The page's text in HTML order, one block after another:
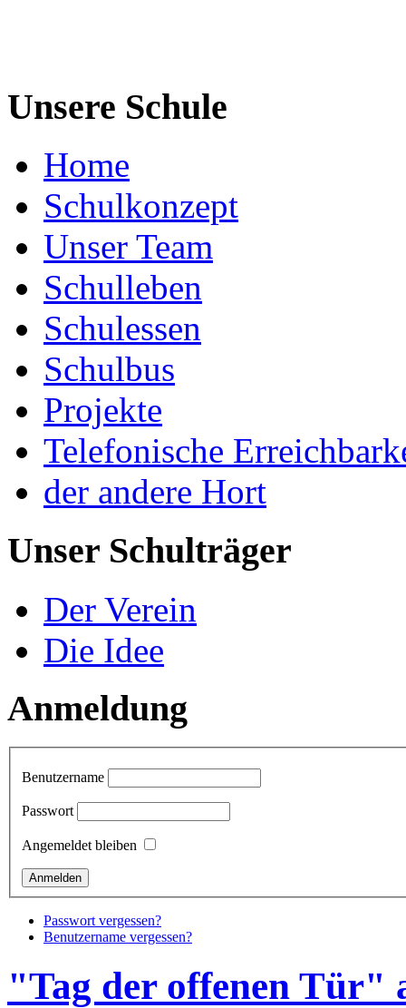
Unsere Schule
Home
Schulkonzept
Unser Team
Schulleben
Schulessen
Schulbus
Projekte
Telefonische
der andere Hort
Unser Schulträger
Der Verein
Die Idee
Anmeldung
Benutzername
Passwort
Angemeldet bleiben
Passwort vergessen?
Benutzername vergessen?
"Tag der offenen Tür"